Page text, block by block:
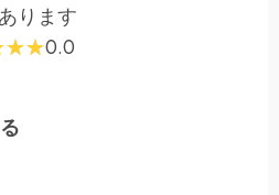
ります
0.0